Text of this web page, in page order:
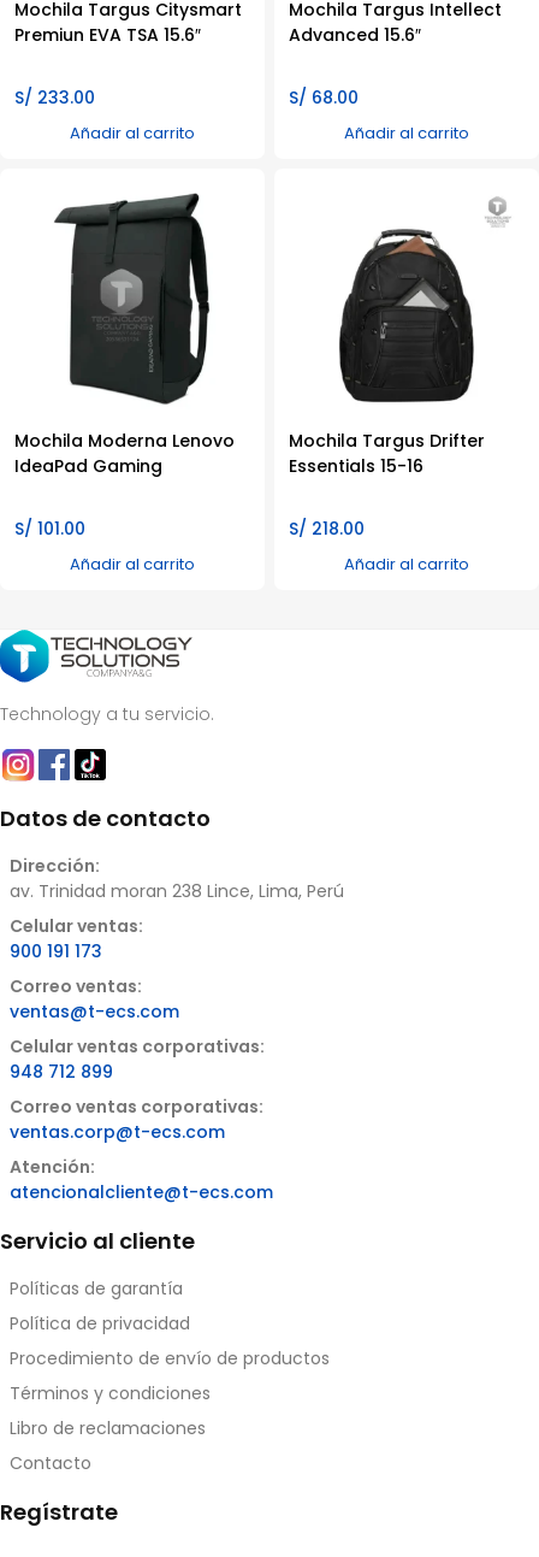
Mochila Targus Citysmart
Premiun EVA TSA 15.6″
S/ 233.00
Añadir al carrito
Mochila Targus Intellect
Advanced 15.6″
S/ 68.00
Añadir al carrito
Mochila Moderna Lenovo
IdeaPad Gaming
S/ 101.00
Añadir al carrito
Mochila Targus Drifter
Essentials 15-16
S/ 218.00
Añadir al carrito
Technology a tu servicio.
Datos de contacto
Dirección:
av. Trinidad moran 238 Lince, Lima, Perú
Celular ventas:
900 191 173
Correo ventas:
ventas@t-ecs.com
Celular ventas corporativas:
948 712 899
Correo ventas corporativas:
ventas.corp@t-ecs.com
Atención:
atencionalcliente@t-ecs.com
Servicio al cliente
Políticas de garantía
Política de privacidad
Procedimiento de envío de productos
Términos y condiciones
Libro de reclamaciones
Contacto
Regístrate